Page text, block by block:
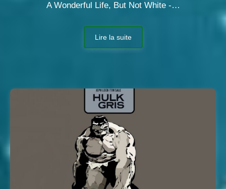
A Wonderful Life, But Not White -…
Lire la suite